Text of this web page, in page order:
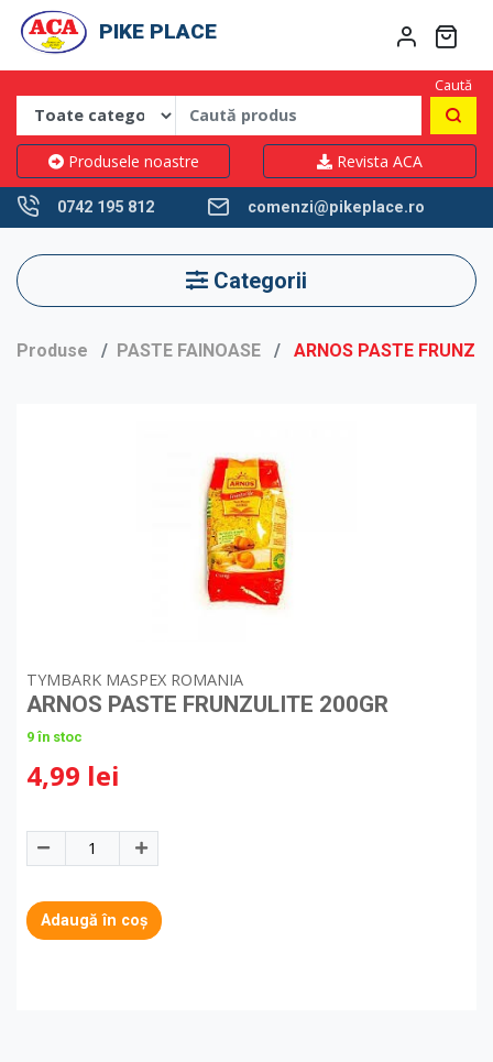
PIKE PLACE
Caută
Produsele noastre Revista ACA
0742 195 812 comenzi@pikeplace.ro
Categorii
Produse PASTE FAINOASE ARNOS PASTE
TYMBARK MASPEX ROMANIA
ARNOS PASTE FRUNZULITE 200GR
9 în stoc
4,99 lei
Adaugă în coș